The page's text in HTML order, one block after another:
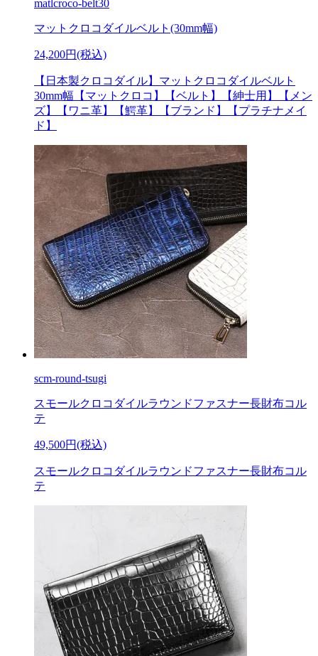
matlcroco-belt30
マットクロコダイルベルト(30mm幅)
24,200円(税込)
【日本製クロコダイル】マットクロコダイルベルト
30mm幅【マットクロコ】【ベルト】【紳士用】【メン
ズ】【ワニ革】【鰐革】【ブランド】【プラチナメイ
ド】
scm-round-tsugi
スモールクロコダイルラウンドファスナー長財布コル
テ
49,500円(税込)
スモールクロコダイルラウンドファスナー長財布コル
テ